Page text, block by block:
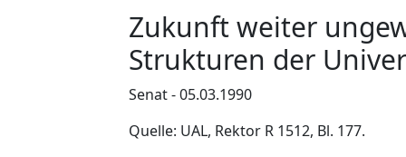
Zukunft weiter
Strukturen der
Senat - 05.03.1990
Quelle: UAL, Rektor R 1512, Bl. 177.